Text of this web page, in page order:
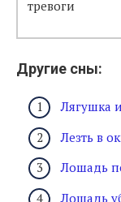
тревоги
Другие сны:
Лягушка
Лезть в
Лошадь
Лошадь